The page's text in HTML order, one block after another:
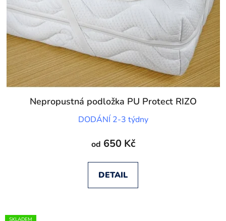
d
u
k
t
ů
r
o
d
u
k
t
ů
Nepropustná podložka PU Protect RIZO
DODÁNÍ 2-3 týdny
od 650 Kč
DETAIL
SKLADEM